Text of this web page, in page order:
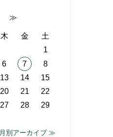
≫
木 金
土
1
6 7
8
13 14
15
20 21
22
27 28
29
月別アーカイブ ≫